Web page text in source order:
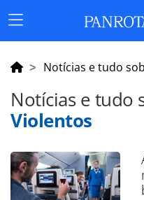
Menu
Principal
Notícias e tudo
Notícias e tudo
Violentos